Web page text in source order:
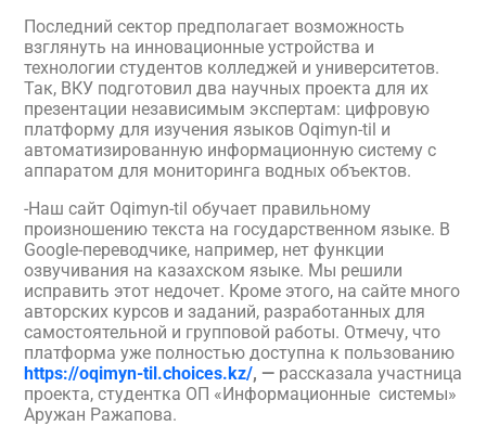
Последний сектор предполагает возможность
взглянуть на инновационные устройства и
технологии студентов колледжей и университетов.
Так, ВКУ подготовил два научных проекта для их
презентации независимым экспертам: цифровую
платформу для изучения языков Oqimyn-til и
автоматизированную информационную систему с
аппаратом для мониторинга водных объектов.
-Наш сайт Oqimyn-til обучает правильному
произношению текста на государственном языке. В
Google-переводчике, например, нет функции
озвучивания на казахском языке. Мы решили
исправить этот недочет. Кроме этого, на сайте много
авторских курсов и заданий, разработанных для
самостоятельной и групповой работы. Отмечу, что
платформа уже полностью доступна к пользованию
https://oqimyn-til.choices.kz/, — рассказала участница
проекта, студентка ОП «Информационные системы»
Аружан Ражапова.